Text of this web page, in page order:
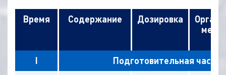
Время Содержание Дозировка
I
Подготовительная часть